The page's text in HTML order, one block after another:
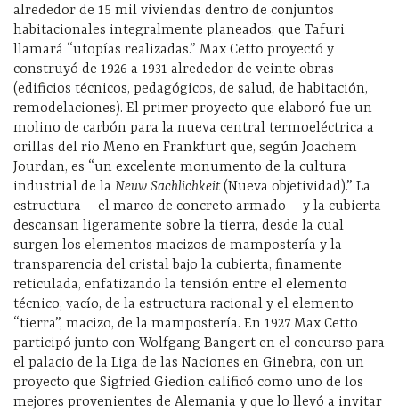
alrededor de 15 mil viviendas dentro de conjuntos
habitacionales integralmente planeados, que Tafuri
llamará “utopías realizadas.” Max Cetto proyectó y
construyó de 1926 a 1931 alrededor de veinte obras
(edificios técnicos, pedagógicos, de salud, de habitación,
remodelaciones). El primer proyecto que elaboró fue un
molino de carbón para la nueva central termoeléctrica a
orillas del rio Meno en Frankfurt que, según Joachem
Jourdan, es “un excelente monumento de la cultura
industrial de la Neuw Sachlichkeit(Nueva objetividad).” La
estructura —el marco de concreto armado— y la cubierta
descansan ligeramente sobre la tierra, desde la cual
surgen los elementos macizos de mampostería y la
transparencia del cristal bajo la cubierta, finamente
reticulada, enfatizando la tensión entre el elemento
técnico, vacío, de la estructura racional y el elemento
“tierra”, macizo, de la mampostería. En 1927 Max Cetto
participó junto con Wolfgang Bangert en el concurso para
el palacio de la Liga de las Naciones en Ginebra, con un
proyecto que Sigfried Giedion calificó como uno de los
mejores provenientes de Alemania y que lo llevó a invitar